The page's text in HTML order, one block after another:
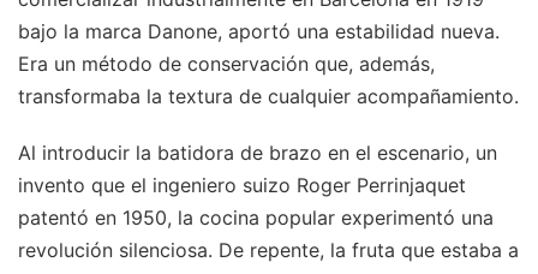
bajo la marca Danone, aportó una estabilidad nueva.
Era un método de conservación que, además,
transformaba la textura de cualquier acompañamiento.
Al introducir la batidora de brazo en el escenario, un
invento que el ingeniero suizo Roger Perrinjaquet
patentó en 1950, la cocina popular experimentó una
revolución silenciosa. De repente, la fruta que estaba a